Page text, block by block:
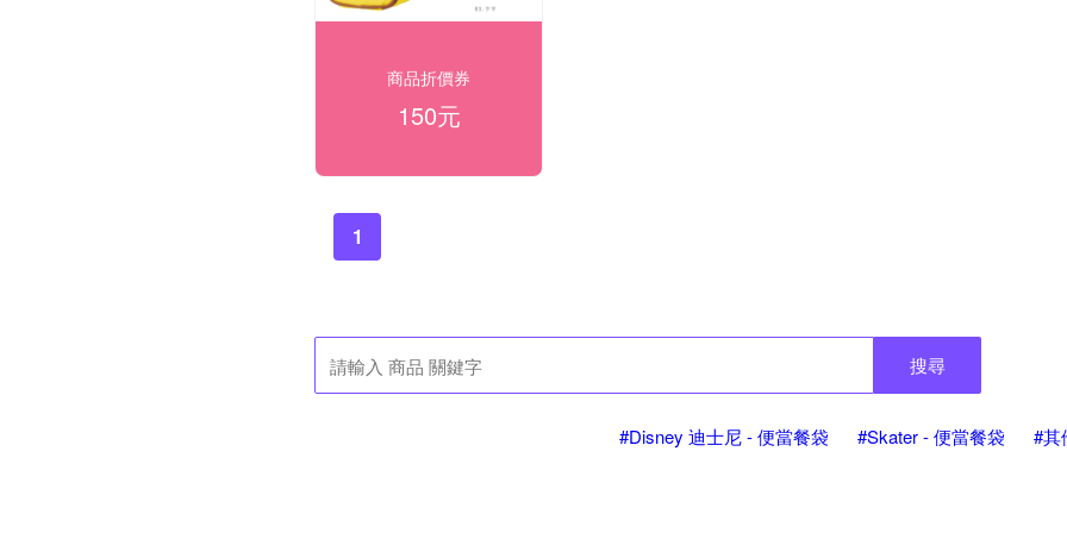
商品折價券
150元
1
搜尋
#Disney 迪士尼 - 便當餐袋 #Skater - 便當餐袋 #其